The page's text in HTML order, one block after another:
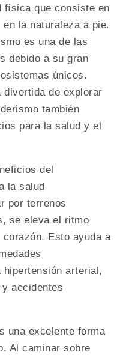
física que consiste en
la naturaleza a pie.
es una de las
debido a su gran
únicos.
divertida de explorar
también
para la salud y el
del
la salud
por terrenos
se eleva el ritmo
Esto ayuda a
arterial,
accidentes
una excelente forma
Al caminar sobre